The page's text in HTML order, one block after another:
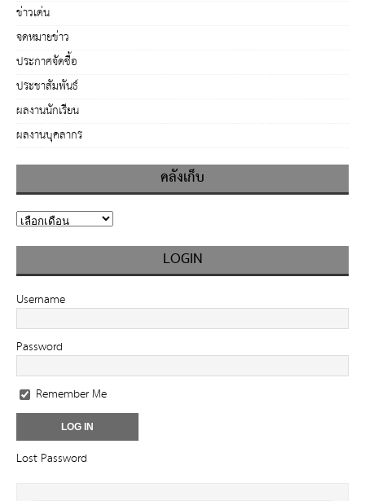
ข่าวเด่น
จดหมายข่าว
ประกาศจัดซื้อ
ประชาสัมพันธ์
ผลงานนักเรียน
ผลงานบุคลากร
คลังเก็บ
LOGIN
Username
Password
Remember Me
Lost Password